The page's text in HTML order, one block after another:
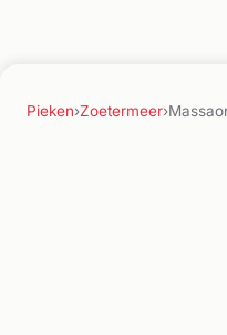
Pieken›Zoetermeer›